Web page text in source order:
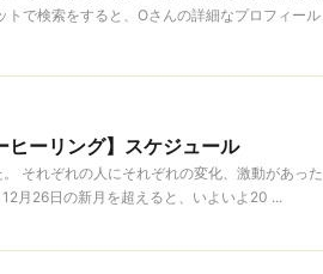
で検索をすると、Oさんの詳細なプロフィール
ヒーリング】スケジュール
それぞれの人にそれぞれの変化、激動があった
月26日の新月を超えると、いよいよ20 ...